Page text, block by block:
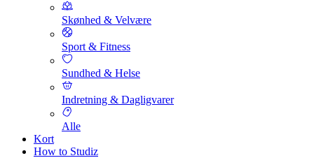
Skønhed & Velvære
Sport & Fitness
Sundhed & Helse
Indretning & Dagligvarer
Alle
Kort
How to Studiz